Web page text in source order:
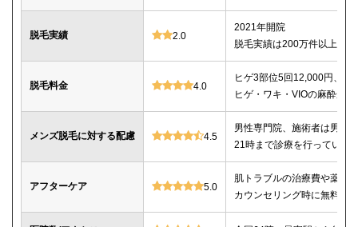
脱毛実績 2.0
2021年開院
脱毛実績は200万件以上
脱毛料金 4.0
ヒゲ3部位5回12,000円、ヒ
ヒゲ・ワキ・VIOの麻酔が
メンズ脱毛に対する配慮 4.5
男性専門院、施術者は男性
21時まで診療を行っている
アフターケア 5.0
肌トラブルの治療費や薬代
カウンセリング時に無料で